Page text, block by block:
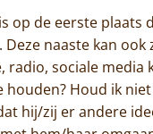
op de eerste
naaste kan
radio, sociale
Houd ik
hij/zij er andere